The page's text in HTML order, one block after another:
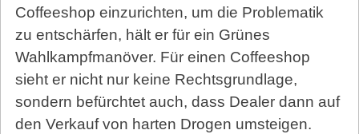
Coffeeshop einzurichten, um die Problematik
zu entschärfen, hält er für ein Grünes
Wahlkampfmanöver. Für einen Coffeeshop
sieht er nicht nur keine Rechtsgrundlage,
sondern befürchtet auch, dass Dealer dann auf
den Verkauf von harten Drogen umsteigen.